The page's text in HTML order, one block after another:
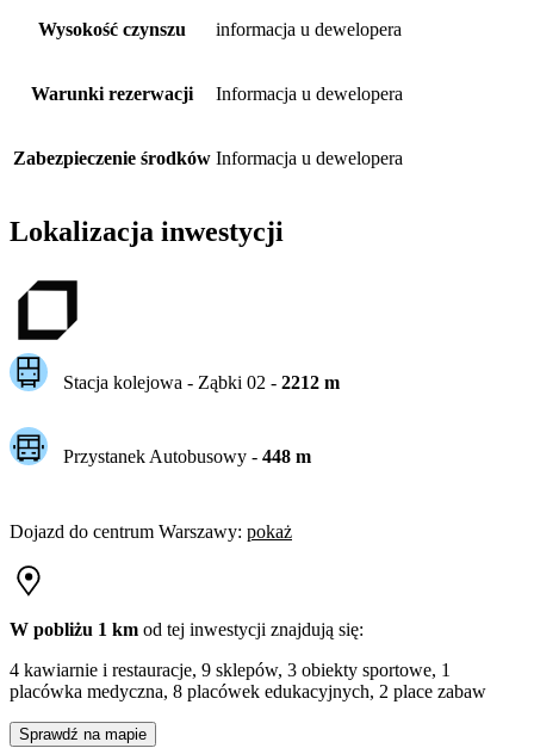
Wysokość czynszu informacja u dewelopera
Warunki rezerwacji Informacja u dewelopera
Zabezpieczenie środków Informacja u dewelopera
Lokalizacja inwestycji
Stacja kolejowa - Ząbki 02 - 2212m
Przystanek Autobusowy - 448m
Dojazd do centrum Warszawy: pokaż
W pobliżu 1 km od tej inwestycji znajdują się:
4 kawiarnie i restauracje, 9 sklepów, 3 obiekty sportowe, 1
placówka medyczna, 8 placówek edukacyjnych, 2 place zabaw
Sprawdź na mapie